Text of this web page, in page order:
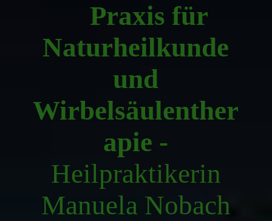
Praxis für
Naturheilkunde
und
Wirbelsäulenther
apie -
Heilpraktikerin
Manuela Nobach